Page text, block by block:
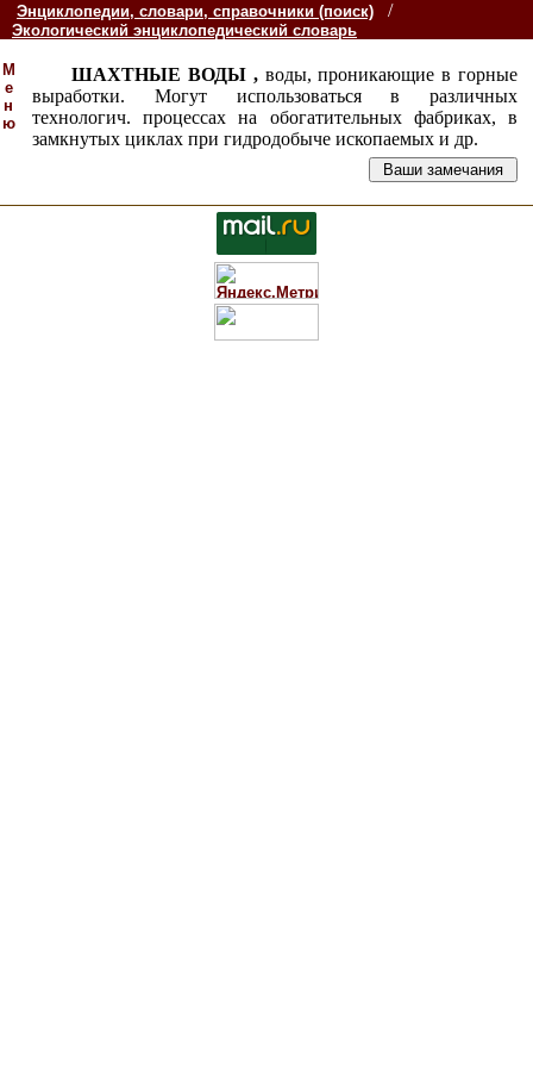
Энциклопедии, словари, справочники (поиск) /
Экологический энциклопедический словарь
М
е
н
ю
ШАХТНЫЕ ВОДЫ , воды, проникающие в горные
выработки. Могут использоваться в различных
технологич. процессах на обогатительных фабриках, в
замкнутых циклах при гидродобыче ископаемых и др.